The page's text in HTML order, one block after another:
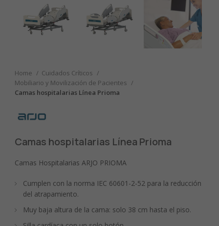
Home
Cuidados Críticos
Mobiliario y Movilización de Pacientes
Camas hospitalarias Línea Prioma
Camas hospitalarias Línea Prioma
Camas Hospitalarias ARJO PRIOMA
Cumplen con la norma IEC 60601-2-52 para la reducción
del atrapamiento.
Muy baja altura de la cama: solo 38 cm hasta el piso.